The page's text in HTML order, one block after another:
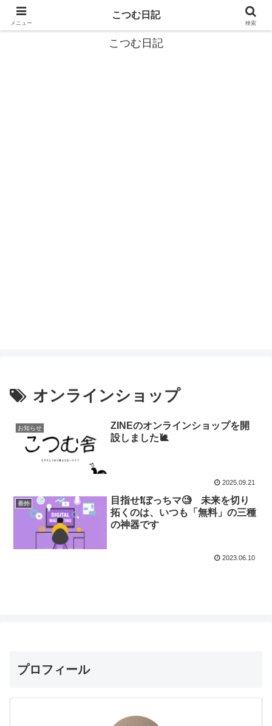
カタツムリから学ぶスローライフ🎓『こつむ日記』🐌
こつむ日記
オンラインショップ
お知らせ
ZINEのオンラインショップを開
設しました🐌
2025.09.21
番外
目指せ❗️ぼっちマ🧐 未来を切り
拓くのは、いつも「無料」の三種
の神器です
2023.06.10
プロフィール
メニュー
こつむ日記
検索